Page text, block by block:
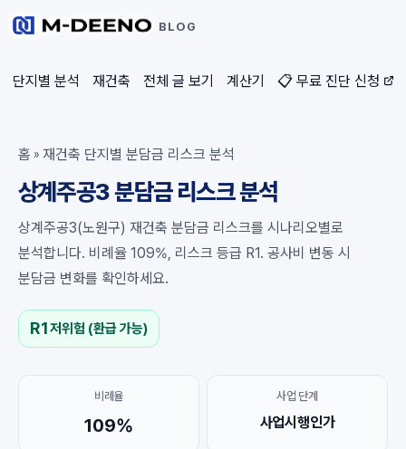
BLOG
단지별 분석 재건축 전체 글 보기 계산기 📋 무료 진단 신청
홈 » 재건축 단지별 분담금 리스크 분석
상계주공3 분담금 리스크 분석
상계주공3(노원구) 재건축 분담금 리스크를 시나리오별로
분석합니다. 비례율 109%, 리스크 등급 R1. 공사비 변동 시
분담금 변화를 확인하세요.
R1저위험 (환급 가능)
비례율
109%
사업 단계
사업시행인가